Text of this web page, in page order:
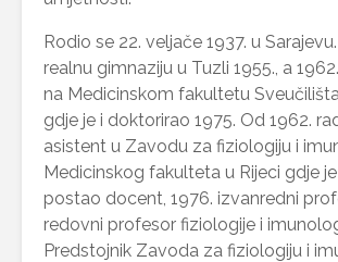
Rodio se 22. veljače 1937. u
realnu gimnaziju u Tuzli 1955., a
na Medicinskom fakultetu
gdje je i doktorirao 1975. Od 1962.
asistent u Zavodu za fiziologiju i
Medicinskog fakulteta u Rijeci gdje je
postao docent, 1976. izvanredni
redovni profesor fiziologije i
Predstojnik Zavoda za fiziologiju i